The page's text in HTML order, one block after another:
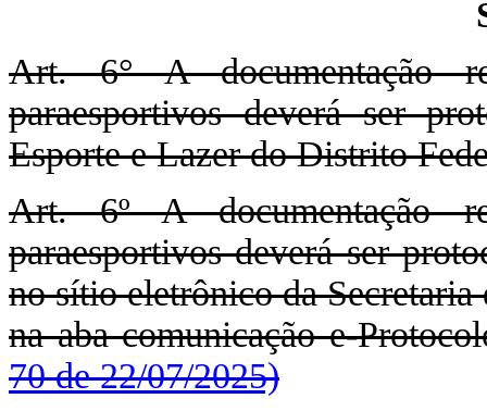
Art. 6° A documentação
paraesportivos deverá ser
Esporte e Lazer do Distrito
Art. 6º A documentação
paraesportivos deverá ser
no sítio eletrônico da
na aba comunicação e-
70 de 22/07/2025)